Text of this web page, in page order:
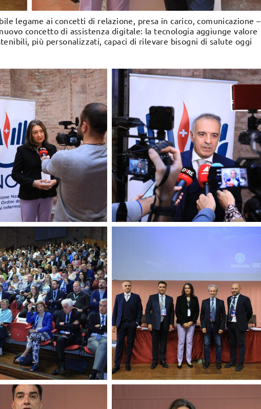
legame ai concetti di relazione, presa in carico, comunicazione –
concetto di assistenza digitale: la tecnologia aggiunge valore
più personalizzati, capaci di rilevare bisogni di salute oggi